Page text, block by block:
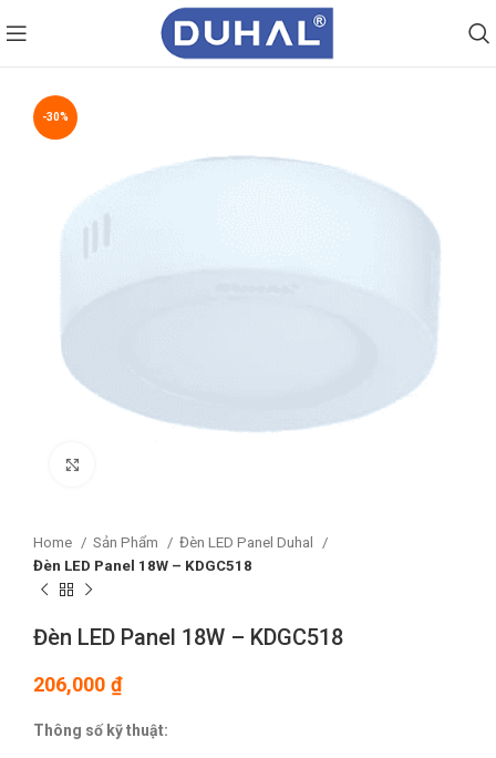
-30%
Home Sản Phẩm
Đèn LED Panel Duhal
Đèn LED Panel 18W – KDGC518
Đèn LED Panel 18W – KDGC518
206,000 ₫
Thông số kỹ thuật: